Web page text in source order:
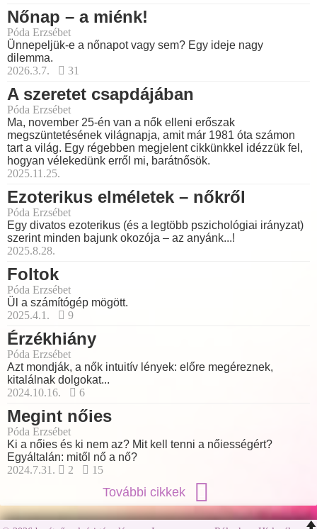
Nőnap – a miénk!
Póda Erzsébet
Ünnepeljük-e a nőnapot vagy sem? Egy ideje nagy
dilemma.
2026.3.7.
31
A szeretet csapdájában
Póda Erzsébet
Ma, november 25-én van a nők elleni erőszak
megszüntetésének világnapja, amit már 1981 óta számon
tart a világ. Egy régebben megjelent cikkünkkel idézzük fel,
hogyan vélekedünk erről mi, barátnősök.
2025.11.25.
Ezoterikus elméletek – nőkről
Póda Erzsébet
Egy divatos ezoterikus (és a legtöbb pszichológiai irányzat)
szerint minden bajunk okozója – az anyánk...!
2025.8.28.
Foltok
Póda Erzsébet
Ül a számítógép mögött.
2025.4.1.
9
Érzékhiány
Póda Erzsébet
Azt mondják, a nők intuitív lények: előre megéreznek,
kitalálnak dolgokat...
2024.10.16.
6
Megint nőies
Póda Erzsébet
Ki a nőies és ki nem az? Mit kell tenni a nőiességért?
Egyáltalán: mitől nő a nő?
2024.7.31.
2 15
További cikkek